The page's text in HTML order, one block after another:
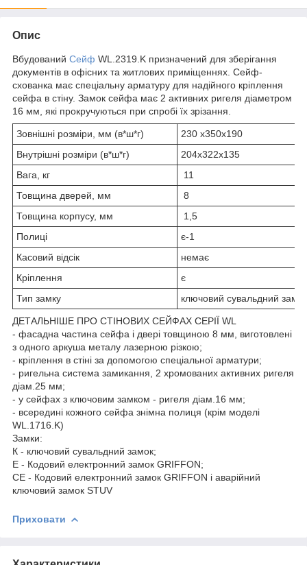
Опис
Вбудований Сейф WL.2319.K призначений для зберігання
документів в офісних та житлових приміщеннях. Сейф-
схованка має спеціальну арматуру для надійного кріплення
сейфа в стіну. Замок сейфа має 2 активних ригеля діаметром
16 мм, які прокручуються при спробі їх зрізання.
Зовнішні розміри, мм (в*ш*г)
230 х350х190
Внутрішні розміри (в*ш*г)
204х322х135
Вага, кг
11
Товщина дверей, мм
8
Товщина корпусу, мм
1,5
Полиці
є-1
Касовий відсік
немає
Кріплення
є
Тип замку
ключовий сувальдний замок
ДЕТАЛЬНІШЕ ПРО СТІНОВИХ СЕЙФАХ СЕРІЇ WL
- фасадна частина сейфа і двері товщиною 8 мм, виготовлені
з одного аркуша металу лазерною різкою;
- кріплення в стіні за допомогою спеціальної арматури;
- ригельна система замикання, 2 хромованих активних ригеля
діам.25 мм;
- у сейфах з ключовим замком - ригеля діам.16 мм;
- всередині кожного сейфа знімна полиця (крім моделі
WL.1716.K)
Замки:
К - ключовий сувальдний замок;
Е - Кодовий електронний замок GRIFFON;
СЕ - Кодовий електронний замок GRIFFON і аварійний
ключовий замок STUV
Приховати